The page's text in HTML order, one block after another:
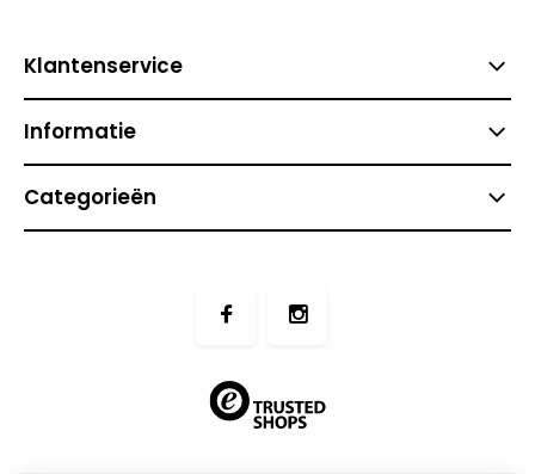
Klantenservice
Informatie
Categorieën